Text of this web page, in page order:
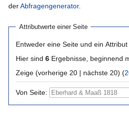
Navigation
Suche
derAbfragengenerator.
Attributwerte einer Seite
Entweder eine Seite und ein
Hier sind 6 Ergebnisse, beginnend
Zeige (vorherige 20 | nächste 20) (
Von Seite: